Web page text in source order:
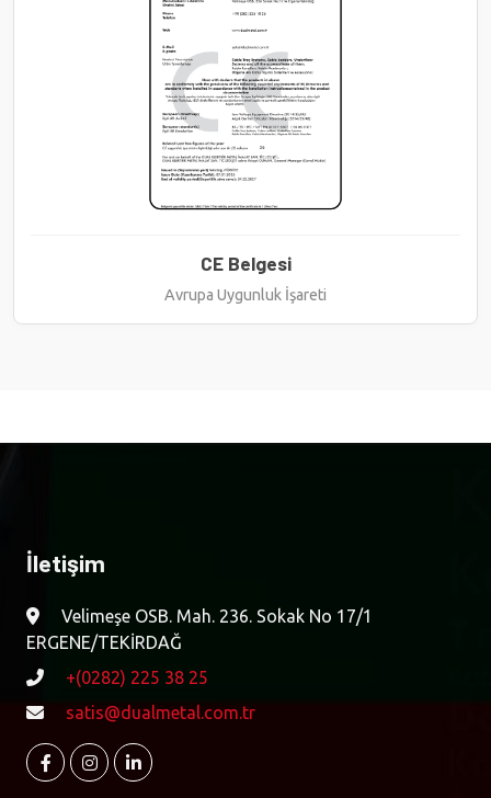
CE Belgesi
Avrupa Uygunluk İşareti
İletişim
Velimeşe OSB. Mah. 236. Sokak No 17/1
ERGENE/TEKİRDAĞ
+(0282) 225 38 25
satis@dualmetal.com.tr
FACEBOOK SAYFAMIZ
INSTAGRAM HESABIMIZ
LINKEDIN PROFILIMIZ